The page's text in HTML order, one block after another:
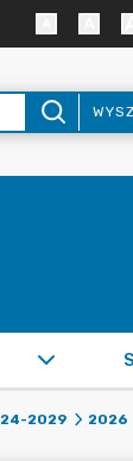
2029
2026